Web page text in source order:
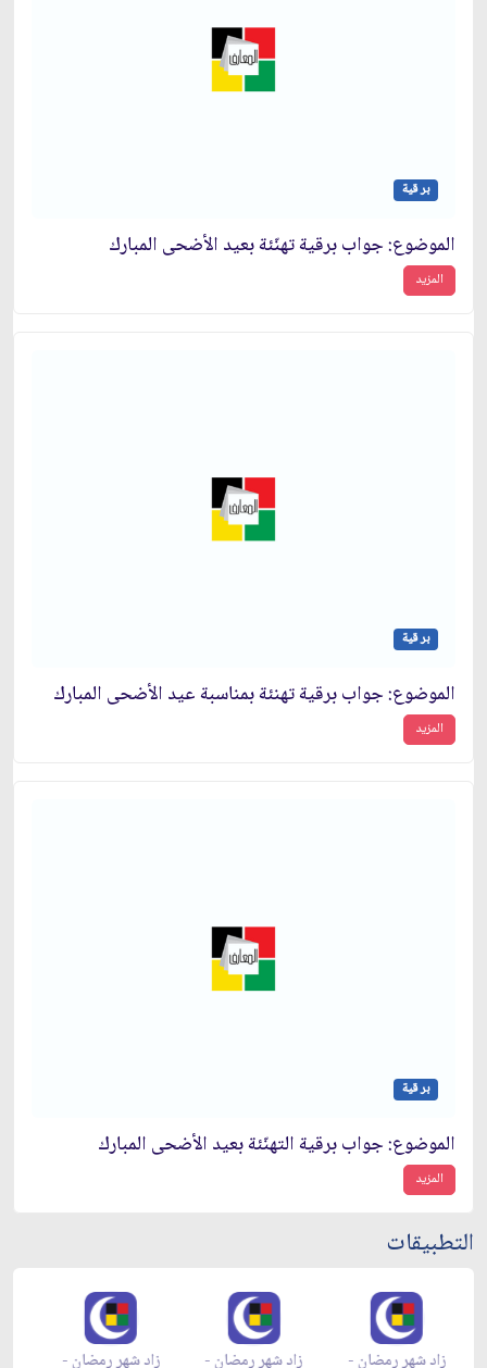
بر قية
الموضوع: جواب برقية تهنّئة بعيد الأضحى المبارك‏
المزيد
بر قية
الموضوع: جواب برقية تهنئة بمناسبة عيد الأضحى المبارك‏
المزيد
بر قية
الموضوع: جواب برقية التهنّئة بعيد الأضحى المبارك‏
المزيد
التطبيقات
زاد شهر رمضان - زاد شهر رمضان - زاد شهر رمضان -